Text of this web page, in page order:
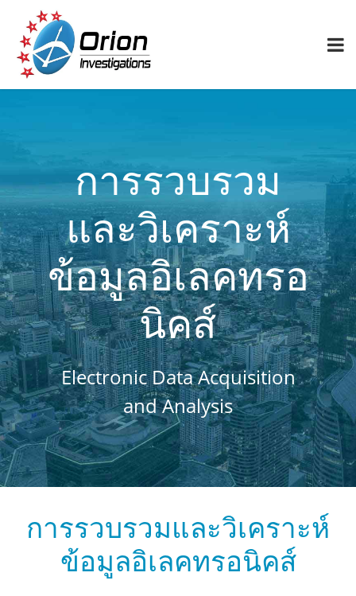
การรวบรวม
และวิเคราะห์
ข้อมูลอิเลคทรอ
นิคส์
Electronic Data Acquisition
and Analysis
การรวบรวมและวิเคราะห์
ข้อมูลอิเลคทรอนิคส์